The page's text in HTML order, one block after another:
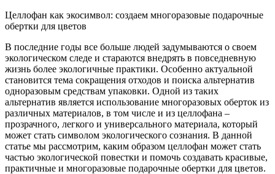
Целлофан как экосимвол: создаем многоразовые подарочные
обертки для цветов
В последние годы все больше людей задумываются о своем
экологическом следе и стараются внедрять в повседневную
жизнь более экологичные практики. Особенно актуальной
становится тема сокращения отходов и поиска альтернатив
одноразовым средствам упаковки. Одной из таких
альтернатив является использование многоразовых оберток из
различных материалов, в том числе и из целлофана –
прозрачного, легкого и универсального материала, который
может стать символом экологического сознания. В данной
статье мы рассмотрим, каким образом целлофан может стать
частью экологической повестки и помочь создавать красивые,
практичные и многоразовые подарочные обертки для цветов.